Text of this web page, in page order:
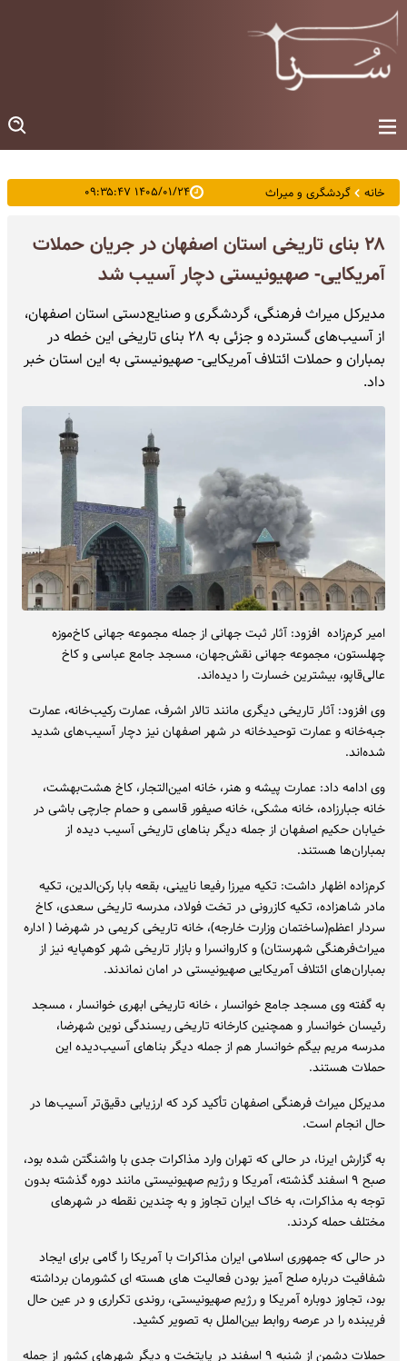
خانه گردشگری و میراث ۱۴۰۵/۰۱/۲۴ ۰۹:۳۵:۴۷
۲۸ بنای تاریخی استان اصفهان در جریان حملات
آمریکایی- صهیونیستی دچار آسیب شد
مدیرکل میراث فرهنگی، گردشگری و صنایع‌دستی استان اصفهان،
از آسیب‌های گسترده و جزئی به ۲۸ بنای تاریخی این خطه در
بمباران و حملات ائتلاف آمریکایی- صهیونیستی به این استان خبر
داد.
امیر کرم‌زاده افزود: آثار ثبت جهانی از جمله مجموعه جهانی کاخ‌موزه
چهلستون، مجموعه جهانی نقش‌جهان، مسجد جامع عباسی و کاخ
عالی‌قاپو، بیشترین خسارت را دیده‌اند.
وی افزود: آثار تاریخی دیگری مانند تالار اشرف، عمارت رکیب‌خانه، عمارت
جبه‌خانه و عمارت توحیدخانه در شهر اصفهان نیز دچار آسیب‌های شدید
شده‌اند.
وی ادامه داد: عمارت پیشه و هنر، خانه امین‌التجار، کاخ هشت‌بهشت،
خانه جبارزاده، خانه مشکی، خانه صیفور قاسمی و حمام جارچی باشی در
خیابان حکیم اصفهان از جمله دیگر بناهای تاریخی آسیب دیده از
بمباران‌ها هستند.
کرم‌زاده اظهار داشت: تکیه میرزا رفیعا نایینی، بقعه بابا رکن‌الدین، تکیه
مادر شاهزاده، تکیه کازرونی در تخت فولاد، مدرسه تاریخی سعدی، کاخ
سردار اعظم(ساختمان وزارت خارجه)، خانه تاریخی کریمی در شهرضا ( اداره
میراث‌فرهنگی شهرستان) و کاروانسرا و بازار تاریخی شهر کوهپایه نیز از
بمباران‌های ائتلاف آمریکایی صهیونیستی در امان نماندند.
به گفته وی مسجد جامع خوانسار ، خانه تاریخی ابهری خوانسار ، مسجد
رئیسان خوانسار و همچنین کارخانه تاریخی ریسندگی نوین شهرضا،
مدرسه مریم بیگم خوانسار هم از جمله دیگر بناهای آسیب‌دیده این
حملات هستند.
مدیرکل میراث فرهنگی اصفهان تأکید کرد که ارزیابی دقیق‌تر آسیب‌ها در
حال انجام است.
به گزارش ایرنا، در حالی که تهران وارد مذاکرات جدی با واشنگتن شده بود،
صبح ۹ اسفند گذشته، آمریکا و رژیم صهیونیستی مانند دوره گذشته بدون
توجه به مذاکرات، به خاک ایران تجاوز و به چندین نقطه در شهرهای
مختلف حمله کردند.
‌در حالی که جمهوری اسلامی ایران مذاکرات با آمریکا را گامی برای ایجاد
شفافیت درباره صلح آمیز بودن فعالیت های هسته ای کشورمان برداشته
بود، تجاوز دوباره آمریکا و رژیم صهیونیستی، روندی تکراری و در عین حال
فریبنده را در عرصه روابط بین‌الملل به تصویر کشید.
حملات دشمن از شنبه ۹ اسفند در پایتخت و دیگر شهرهای کشور از جمله